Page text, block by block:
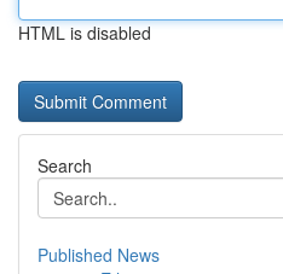
HTML is disabled
Search
Published News